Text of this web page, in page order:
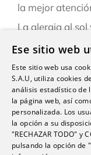
la mejor
La alergia al sol
este verano
“Una persona
otras durante
que tiene sarna”
Ardor,
del sistema
Ese sitio web
Este sitio web usa
S.A.U, utiliza cookies
análisis estadístico de
la página web, así
personalizada. Los
la opción a su
"RECHAZAR TODO" y
pulsando la opción de